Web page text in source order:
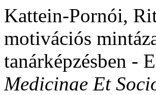
Kattein-Pornói,
motivációs
tanárképzésben -
Medicinae Et